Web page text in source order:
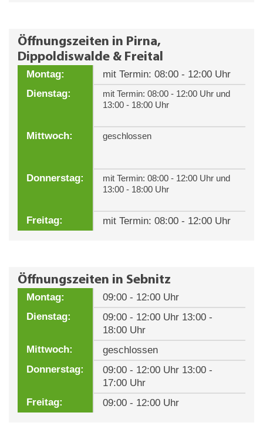
Öffnungszeiten in Pirna,
Dippoldiswalde & Freital
Montag:
mit Termin: 08:00 - 12:00 Uhr
Dienstag:
mit Termin: 08:00 - 12:00 Uhr und
13:00 - 18:00 Uhr
Mittwoch: geschlossen
Donnerstag:
mit Termin: 08:00 - 12:00 Uhr und
13:00 - 18:00 Uhr
Freitag: mit Termin: 08:00 - 12:00 Uhr
Öffnungszeiten in Sebnitz
Montag:
09:00 - 12:00 Uhr
Dienstag:
09:00 - 12:00 Uhr 13:00 -
18:00 Uhr
Mittwoch:
geschlossen
Donnerstag:
09:00 - 12:00 Uhr 13:00 -
17:00 Uhr
Freitag:
09:00 - 12:00 Uhr